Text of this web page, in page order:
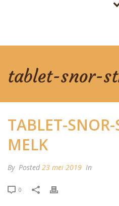
tablet-snor-
TABLET-
MELK
By Posted 23 mei 2019 In
0